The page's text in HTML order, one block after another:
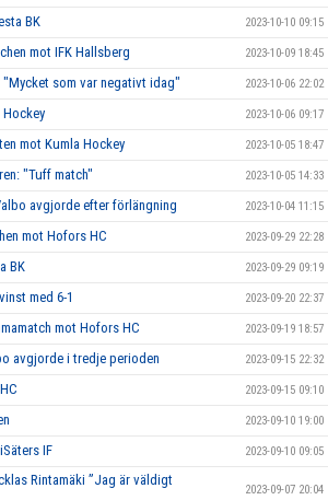
BK 2023-10-10 09:15
mot IFK Hallsberg 2023-10-09 18:45
som var negativt idag" 2023-10-06 22:02
Hockey 2023-10-06 09:17
mot Kumla Hockey 2023-10-05 18:47
"Tuff match" 2023-10-05 14:33
avgjorde efter förlängning 2023-10-04 11:15
mot Hofors HC 2023-09-29 22:28
BK 2023-09-29 09:19
med 6-1 2023-09-20 22:37
mot Hofors HC 2023-09-19 18:57
avgjorde i tredje perioden 2023-09-15 22:32
2023-09-15 09:10
2023-09-10 19:00
IF 2023-09-10 09:05
Rintamäki ”Jag är väldigt
2023-09-07 20:04